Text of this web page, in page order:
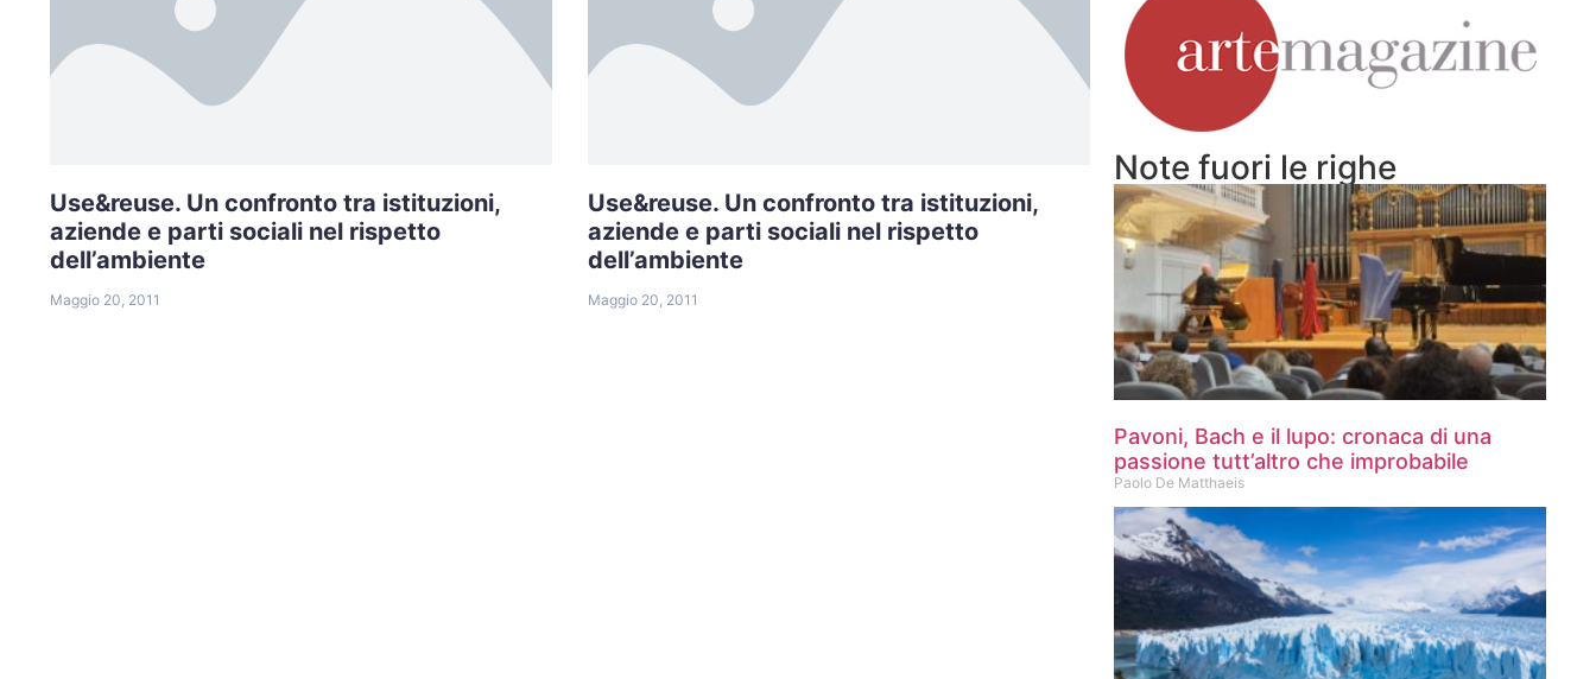
Use&reuse. Un confronto tra istituzioni,
aziende e parti sociali nel rispetto
dell’ambiente
Maggio 20, 2011
Use&reuse. Un confronto tra istituzioni,
aziende e parti sociali nel rispetto
dell’ambiente
Maggio 20, 2011
Note fuori le righe
Pavoni, Bach e il lupo: cronaca di una
passione tutt’altro che improbabile
Paolo De Matthaeis